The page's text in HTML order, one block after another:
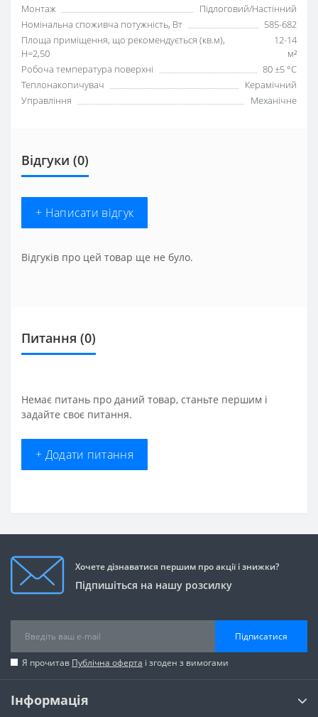
Монтаж
Підлоговий/Настінний
Номінальна споживча потужність, Вт
585-682
Площа приміщення, що рекомендується (кв.м),
H=2,50
12-14
м²
Робоча температура поверхні
80 ±5 °С
Теплонакопичувач
Керамічний
Управління
Механічне
Відгуки (0)
+ Написати відгук
Відгуків про цей товар ще не було.
Питання (0)
Немає питань про даний товар, станьте першим і
задайте своє питання.
+ Додати питання
Хочете дізнаватися першим про акції і знижки?
Підпишіться на нашу розсилку
Підписатися
Я прочитав Публічна оферта і згоден з вимогами
Інформація